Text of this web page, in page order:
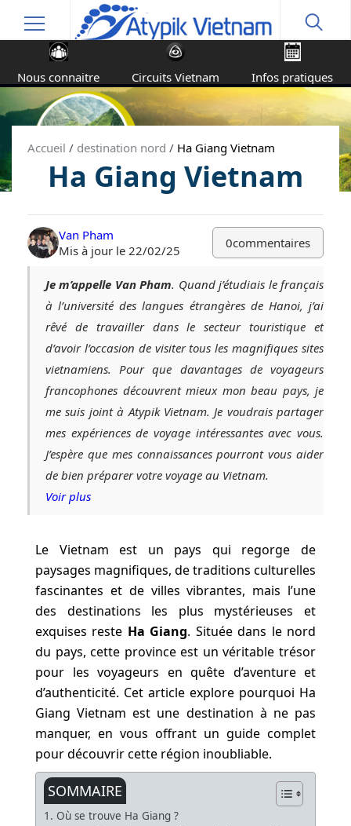
Nous connaitre Circuits Vietnam Infos pratiques
Accueil / destination nord / Ha Giang Vietnam
Ha Giang Vietnam
Van Pham
Mis à jour le 22/02/25
0commentaires
Je m’appelle Van Pham. Quand j’étudiais le français
à l’université des langues étrangères de Hanoi, j’ai
rêvé de travailler dans le secteur touristique et
d’avoir l’occasion de visiter tous les magnifiques sites
vietnamiens. Pour que davantages de voyageurs
francophones découvrent mieux mon beau pays, je
me suis joint à Atypik Vietnam. Je voudrais partager
mes expériences de voyage intéressantes avec vous.
J’espère que mes connaissances pourront vous aider
de bien préparer votre voyage au Vietnam.
Voir plus
Le Vietnam est un pays qui regorge de
paysages magnifiques, de traditions culturelles
fascinantes et de villes vibrantes, mais l’une
des destinations les plus mystérieuses et
exquises reste Ha Giang. Située dans le nord
du pays, cette province est un véritable trésor
pour les voyageurs en quête d’aventure et
d’authenticité. Cet article explore pourquoi Ha
Giang Vietnam est une destination à ne pas
manquer, en vous offrant un guide complet
pour découvrir cette région inoubliable.
SOMMAIRE
1. Où se trouve Ha Giang ?